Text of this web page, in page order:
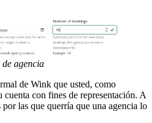
agencia
de Wink que usted, como
cuenta con fines de representación. A
las que querría que una agencia lo